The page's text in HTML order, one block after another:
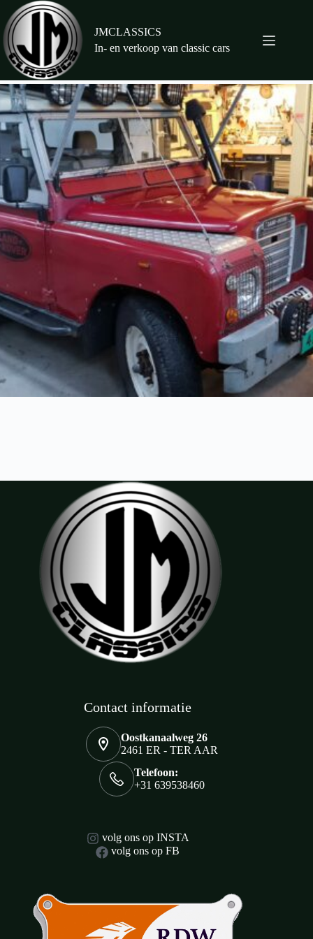
naar
de
inhoud
JMCLASSICS
In- en verkoop van classic cars
Contact informatie
Oostkanaalweg 26
2461 ER - TER AAR
Telefoon:
+31 639538460
volg ons op INSTA
volg ons op FB